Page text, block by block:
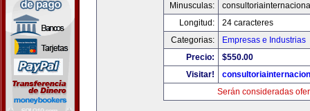
Minusculas:
Longitud:
24 caracteres
Categorias:
Empresas e Industrias
Precio:
$550.00
Visitar!
Serán consideradas